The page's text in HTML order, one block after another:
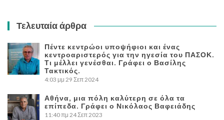
Τελευταία άρθρα
Πέντε κεντρώοι υποψήφιοι και ένας
κεντροαριστερός για την ηγεσία του ΠΑΣΟΚ.
Τι μέλλει γενέσθαι. Γράφει ο Βασίλης
Τακτικός.
4:03 μμ 29 Σεπ 2024
Αθήνα, μια πόλη καλύτερη σε όλα τα
επίπεδα. Γράφει ο Νικόλαος Βαφειάδης
11:40 πμ 24 Σεπ 2023